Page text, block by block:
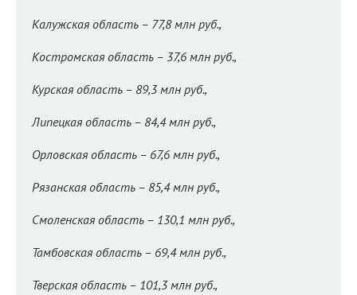
Калужская область – 77,8 млн руб.,
Костромская область – 37,6 млн руб.,
Курская область – 89,3 млн руб.,
Липецкая область – 84,4 млн руб.,
Орловская область – 67,6 млн руб.,
Рязанская область – 85,4 млн руб.,
Смоленская область – 130,1 млн руб.,
Тамбовская область – 69,4 млн руб.,
Тверская область – 101,3 млн руб.,